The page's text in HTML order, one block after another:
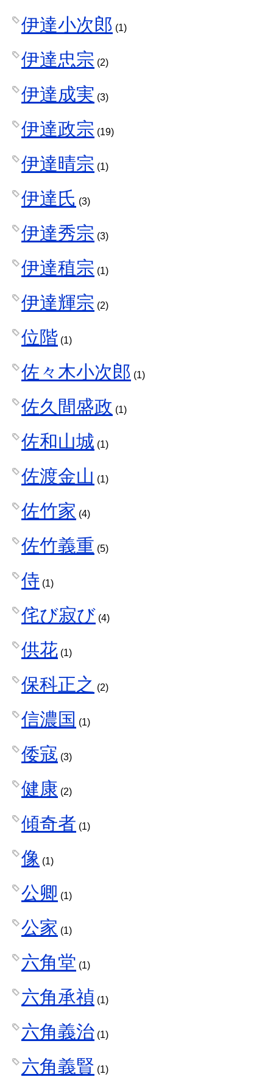
伊達小次郎 (1)
伊達忠宗 (2)
伊達成実 (3)
伊達政宗 (19)
伊達晴宗 (1)
伊達氏 (3)
伊達秀宗 (3)
伊達稙宗 (1)
伊達輝宗 (2)
位階 (1)
佐々木小次郎 (1)
佐久間盛政 (1)
佐和山城 (1)
佐渡金山 (1)
佐竹家 (4)
佐竹義重 (5)
侍 (1)
侘び寂び (4)
供花 (1)
保科正之 (2)
信濃国 (1)
倭寇 (3)
健康 (2)
傾奇者 (1)
像 (1)
公卿 (1)
公家 (1)
六角堂 (1)
六角承禎 (1)
六角義治 (1)
六角義賢 (1)